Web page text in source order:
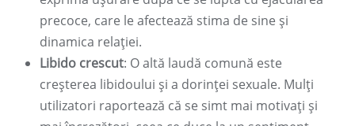
precoce, care le afectează stima de sine și
dinamica relației.
Libido crescut: O altă laudă comună este
creșterea libidoului și a dorinței sexuale. Mulți
utilizatori raportează că se simt mai motivați și